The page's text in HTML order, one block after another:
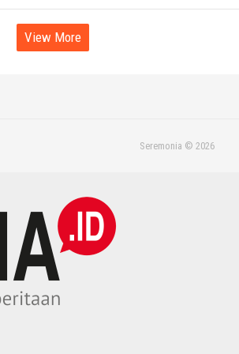
View More
Seremonia © 2026